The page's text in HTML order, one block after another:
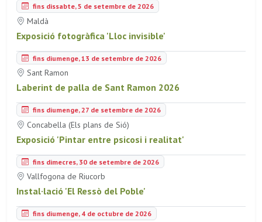
fins dissabte, 5 de setembre de 2026
Maldà
Exposició fotogràfica 'Lloc invisible'
fins diumenge, 13 de setembre de 2026
Sant Ramon
Laberint de palla de Sant Ramon 2026
fins diumenge, 27 de setembre de 2026
Concabella (Els plans de Sió)
Exposició 'Pintar entre psicosi i realitat'
fins dimecres, 30 de setembre de 2026
Vallfogona de Riucorb
Instal·lació 'El Ressò del Poble'
fins diumenge, 4 de octubre de 2026